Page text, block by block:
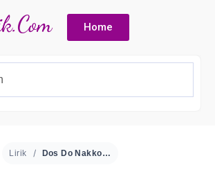
Home
Lirik Dos Do Nakkokna – Iran Ambarita